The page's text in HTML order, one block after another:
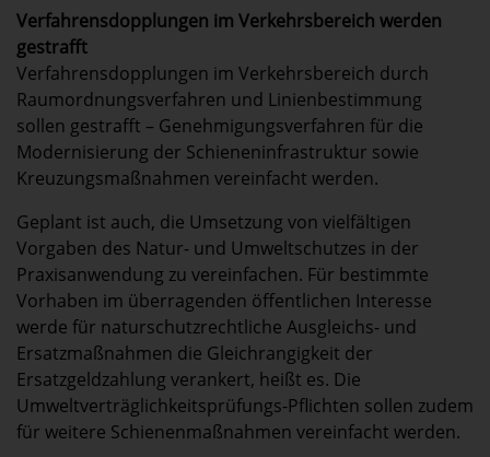
Verfahrensdopplungen im Verkehrsbereich werden
gestrafft
Verfahrensdopplungen im Verkehrsbereich durch
Raumordnungsverfahren und Linienbestimmung
sollen gestrafft – Genehmigungsverfahren für die
Modernisierung der Schieneninfrastruktur sowie
Kreuzungsmaßnahmen vereinfacht werden.
Geplant ist auch, die Umsetzung von vielfältigen
Vorgaben des Natur- und Umweltschutzes in der
Praxisanwendung zu vereinfachen. Für bestimmte
Vorhaben im überragenden öffentlichen Interesse
werde für naturschutzrechtliche Ausgleichs- und
Ersatzmaßnahmen die Gleichrangigkeit der
Ersatzgeldzahlung verankert, heißt es. Die
Umweltverträglichkeitsprüfungs-Pflichten sollen zudem
für weitere Schienenmaßnahmen vereinfacht werden.